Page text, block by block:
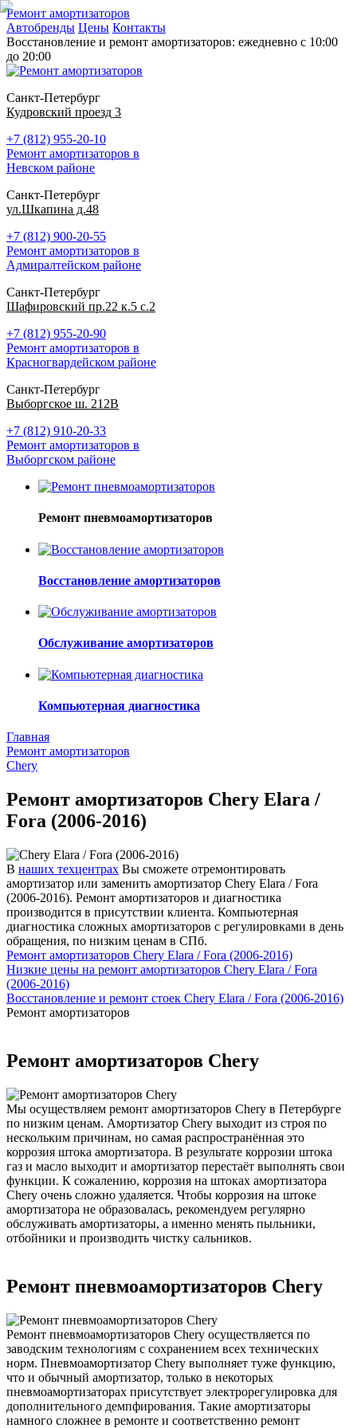
Ремонт амортизаторов
Автобренды Цены Контакты
Восстановление и ремонт амортизаторов: ежедневно с 10:00
до 20:00
Санкт-Петербург
Кудровский проезд 3
+7 (812) 955-20-10
Ремонт амортизаторов в
Невском районе
Санкт-Петербург
ул.Шкапина д.48
+7 (812) 900-20-55
Ремонт амортизаторов в
Адмиралтейском районе
Санкт-Петербург
Шафировский пр.22 к.5 с.2
+7 (812) 955-20-90
Ремонт амортизаторов в
Красногвардейском районе
Санкт-Петербург
Выборгское ш. 212В
+7 (812) 910-20-33
Ремонт амортизаторов в
Выборгском районе
Ремонт пневмоамортизаторов
Восстановление амортизаторов
Обслуживание амортизаторов
Компьютерная диагностика
Главная
Ремонт амортизаторов
Chery
Ремонт амортизаторов Chery Elara /
Fora (2006-2016)
В наших техцентрах Вы сможете отремонтировать
амортизатор или заменить амортизатор Chery Elara / Fora
(2006-2016). Ремонт амортизаторов и диагностика
производится в присутствии клиента. Компьютерная
диагностика сложных амортизаторов с регулировками в день
обращения, по низким ценам в СПб.
Ремонт амортизаторов Chery Elara / Fora (2006-2016)
Низкие цены на ремонт амортизаторов Chery Elara / Fora
(2006-2016)
Восстановление и ремонт стоек Chery Elara / Fora (2006-2016)
Ремонт амортизаторов
Ремонт амортизаторов Chery
Мы осуществляем ремонт амортизаторов Chery в Петербурге
по низким ценам. Амортизатор Chery выходит из строя по
нескольким причинам, но самая распространённая это
коррозия штока амортизатора. В результате коррозии штока
газ и масло выходит и амортизатор перестаёт выполнять свои
функции. К сожалению, коррозия на штоках амортизатора
Chery очень сложно удаляется. Чтобы коррозия на штоке
амортизатора не образовалась, рекомендуем регулярно
обслуживать амортизаторы, а именно менять пыльники,
отбойники и производить чистку сальников.
Ремонт пневмоамортизаторов Chery
Ремонт пневмоамортизаторов Chery осуществляется по
заводским технологиям с сохранением всех технических
норм. Пневмоамортизатор Chery выполняет туже функцию,
что и обычный амортизатор, только в некоторых
пневмоамортизаторах присутствует электрорегулировка для
дополнительного демпфирования. Такие амортизаторы
намного сложнее в ремонте и соответственно ремонт